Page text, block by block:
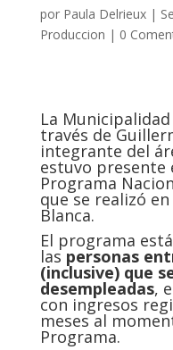
por Paula Delrieux|
Produccion | 0
La
través de
integrante del
estuvo presente
Programa
que se realizó
Blanca.
El programa
las personas
(inclusive) que
desempleadas,
con ingresos
meses al
Programa.